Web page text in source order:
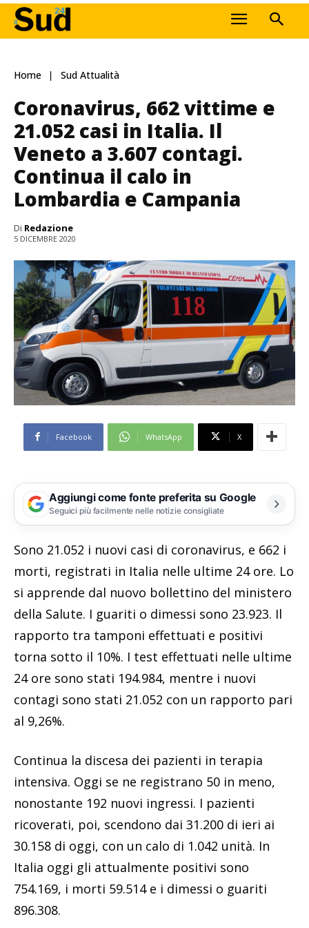
Home Sud Attualità
Coronavirus, 662 vittime e
21.052 casi in Italia. Il
Veneto a 3.607 contagi.
Continua il calo in
Lombardia e Campania
Di Redazione
5 DICEMBRE 2020
Facebook WhatsApp X
Aggiungi come fonte preferita su Google
Seguici più facilmente nelle notizie consigliate
Sono 21.052 i nuovi casi di coronavirus, e 662 i
morti, registrati in Italia nelle ultime 24 ore. Lo
si apprende dal nuovo bollettino del ministero
della Salute. I guariti o dimessi sono 23.923. Il
rapporto tra tamponi effettuati e positivi
torna sotto il 10%. I test effettuati nelle ultime
24 ore sono stati 194.984, mentre i nuovi
contagi sono stati 21.052 con un rapporto pari
al 9,26%.
Continua la discesa dei pazienti in terapia
intensiva. Oggi se ne registrano 50 in meno,
nonostante 192 nuovi ingressi. I pazienti
ricoverati, poi, scendono dai 31.200 di ieri ai
30.158 di oggi, con un calo di 1.042 unità. In
Italia oggi gli attualmente positivi sono
754.169, i morti 59.514 e i dimessi o guariti
896.308.